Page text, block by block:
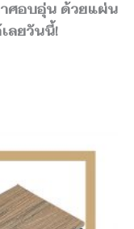
ศอบอุ่น ด้วยแผ่น
ลยวันนี้!